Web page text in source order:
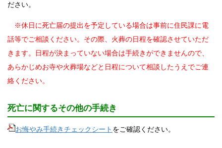
ださい。
※休日に死亡届の提出を予定している場合は事前に住民課に電
話等でご相談ください。その際、火葬の日程を確認させていただ
きます。日程が決まっていない場合は手続きができませんので、
あらかじめお寺や火葬場などと日程について相談したうえでご連
絡ください。
死亡に関するその他の手続き
お悔やみ手続きチェックシート をご確認ください。